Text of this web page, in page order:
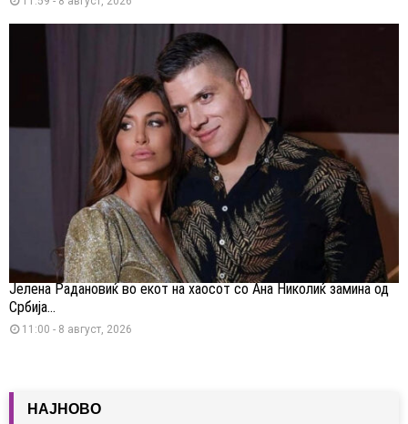
Јелена Радановиќ во екот на хаосот со Ана Николиќ замина од
Србија...
11:00 - 8 август, 2026
НАЈНОВО